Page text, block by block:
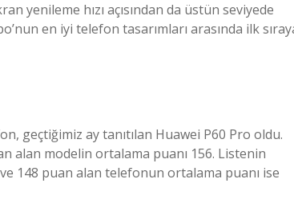
yenileme hızı açısından da üstün seviyede
en iyi telefon tasarımları arasında ilk
geçtiğimiz ay tanıtılan Huawei P60 Pro oldu.
alan modelin ortalama puanı 156. Listenin
ve 148 puan alan telefonun ortalama puanı ise